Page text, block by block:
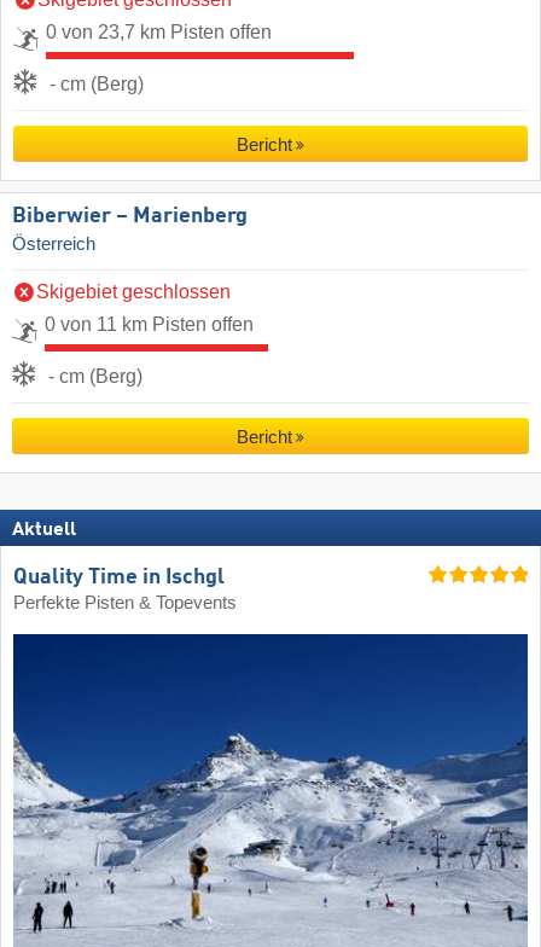
0 von 23,7 km Pisten offen
- cm (Berg)
Bericht
Biberwier – Marienberg
Österreich
Skigebiet geschlossen
0 von 11 km Pisten offen
- cm (Berg)
Bericht
Aktuell
Quality Time in Ischgl
Perfekte Pisten & Topevents